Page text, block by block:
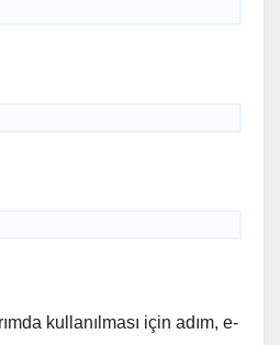
kullanılması için adım, e-